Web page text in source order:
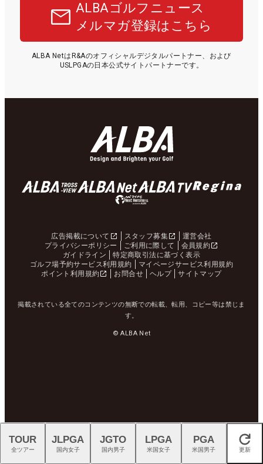
ALBAゴルフニュース
メルマガ登録はこちら
ALBA NetはR&Aのオフィシャルデジタルパートナー、および
USLPGAの日本公式サイトパートナーです。
広告掲載について スタッフ募集
運営会社
プライバシーポリシー
ご利用に際して
会員規約
ガイドライン
特定商取引法に基づく表示
ゴルフ場予約サービス利用規約
マイページサービス利用規約
ポイント利用規約
お問合せ ヘルプ サイトマップ
掲載されている全てのコンテンツの無断での転載、転用、コピー等は禁じま
す。
© ALBA Net
閉じる
TOUR
全ツアー
JLPGA
国内女子
JGTO
国内男子
LPGA
米国女子
PGA
米国男子 更新